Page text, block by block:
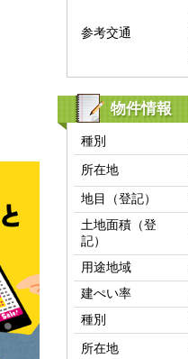
参考交通
物件情報
種別
所在地
地目（登記）
土地面積（登
記）
用途地域
建ぺい率
種別
所在地